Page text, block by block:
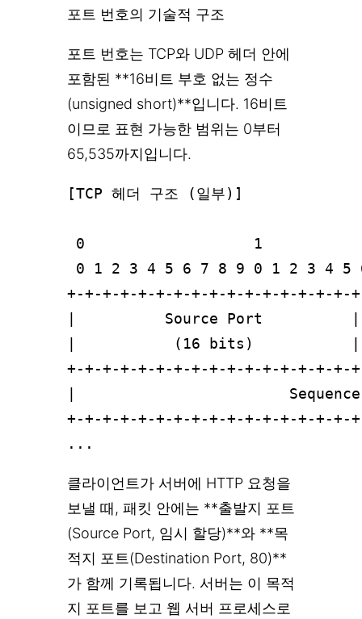
포트 번호의 기술적 구조
포트 번호는 TCP와 UDP 헤더 안에
포함된 **16비트 부호 없는 정수
(unsigned short)**입니다. 16비트
이므로 표현 가능한 범위는 0부터
65,535까지입니다.
[TCP 헤더 구조 (일부)]
0                   1
0 1 2 3 4 5 6 7 8 9 0 1 2 3 4
+-+-+-+-+-+-+-+-+-+-+-+-+-+-+-+-
|          Source Port
|           (16 bits)
+-+-+-+-+-+-+-+-+-+-+-+-+-+-+-+-
|
+-+-+-+-+-+-+-+-+-+-+-+-+-+-+-+-
클라이언트가 서버에 HTTP 요청을
보낼 때, 패킷 안에는 **출발지 포트
(Source Port, 임시 할당)**와 **목
적지 포트(Destination Port, 80)**
가 함께 기록됩니다. 서버는 이 목적
지 포트를 보고 웹 서버 프로세스로